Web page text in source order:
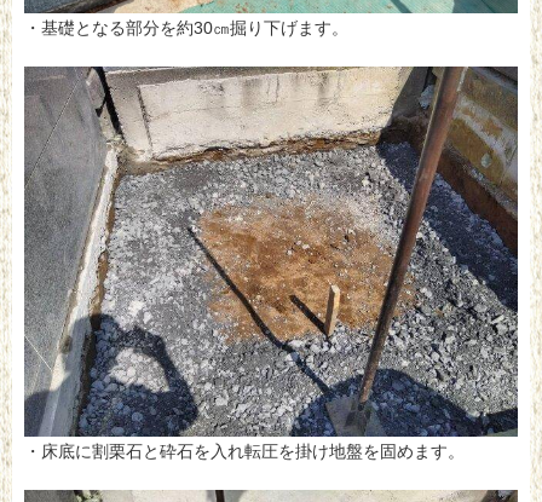
・基礎となる部分を約30㎝掘り下げます。
・床底に割栗石と砕石を入れ転圧を掛け地盤を固めます。